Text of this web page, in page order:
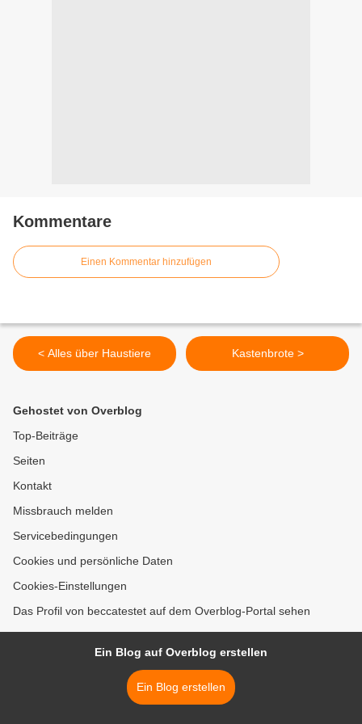
Kommentare
Einen Kommentar hinzufügen
< Alles über Haustiere Kastenbrote >
Gehostet von Overblog
Top-Beiträge
Seiten
Kontakt
Missbrauch melden
Servicebedingungen
Cookies und persönliche Daten
Cookies-Einstellungen
Das Profil von beccatestet auf dem Overblog-Portal sehen
Ein Blog auf Overblog erstellen
Ein Blog erstellen